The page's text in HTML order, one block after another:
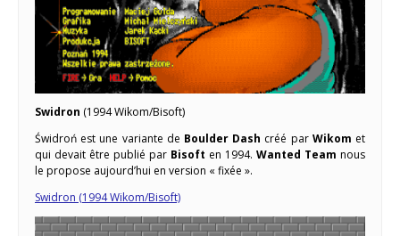
Swidron (1994 Wikom/Bisoft)
Świdroń est une variante de Boulder Dash créé par Wikom et
qui devait être publié par Bisoft en 1994. Wanted Team nous
le propose aujourd’hui en version « fixée ».
Swidron (1994 Wikom/Bisoft)